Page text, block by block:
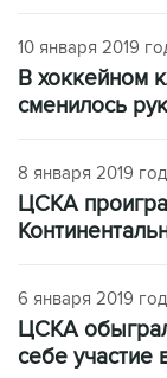
10 января 2019
В хоккейном
сменилось
8 января 2019
ЦСКА
6 января 2019
ЦСКА
себе участие